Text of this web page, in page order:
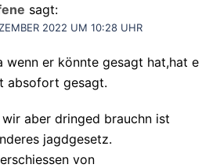
sagt:
2022 UM 10:28 UHR
wenn er könnte gesagt hat,hat e
absofort gesagt.
aber dringed brauchn ist
jagdgesetz.
von